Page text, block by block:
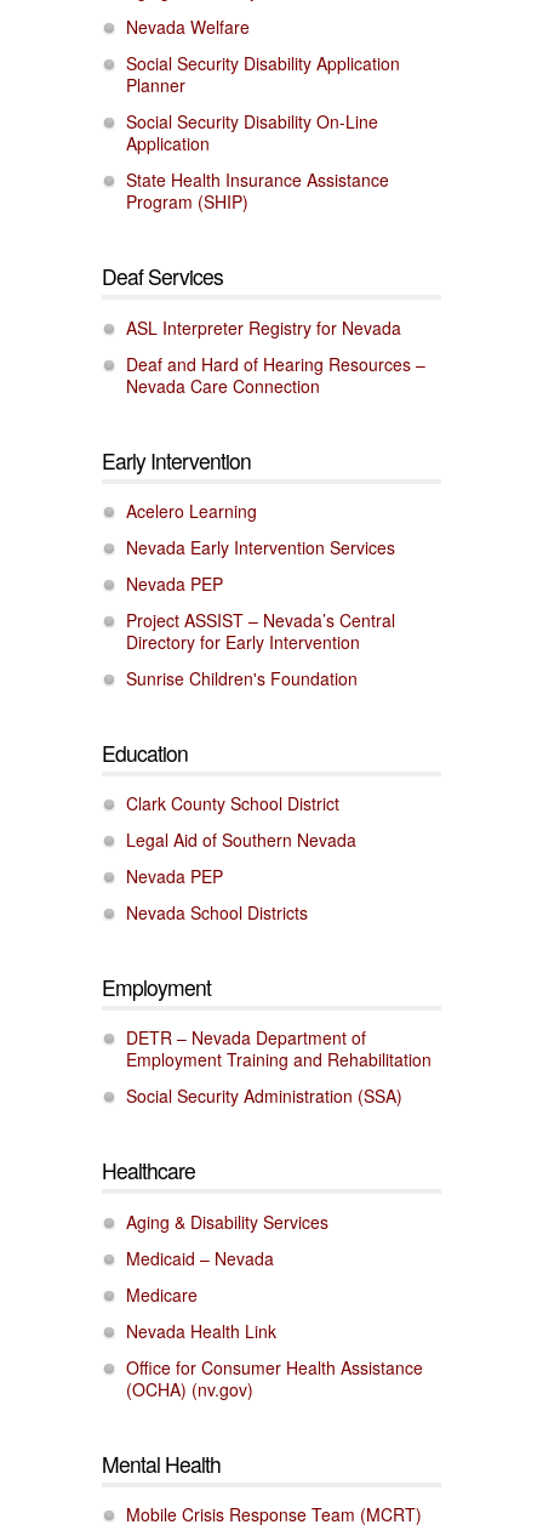
Nevada Welfare
Social Security Disability Application
Planner
Social Security Disability On-Line
Application
State Health Insurance Assistance
Program (SHIP)
Deaf Services
ASL Interpreter Registry for Nevada
Deaf and Hard of Hearing Resources –
Nevada Care Connection
Early Intervention
Acelero Learning
Nevada Early Intervention Services
Nevada PEP
Project ASSIST – Nevada’s Central
Directory for Early Intervention
Sunrise Children's Foundation
Education
Clark County School District
Legal Aid of Southern Nevada
Nevada PEP
Nevada School Districts
Employment
DETR – Nevada Department of
Employment Training and Rehabilitation
Social Security Administration (SSA)
Healthcare
Aging & Disability Services
Medicaid – Nevada
Medicare
Nevada Health Link
Office for Consumer Health Assistance
(OCHA) (nv.gov)
Mental Health
Mobile Crisis Response Team (MCRT)